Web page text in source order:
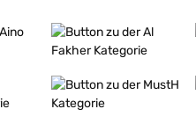
Mehr erfahren
Mehr erfahren